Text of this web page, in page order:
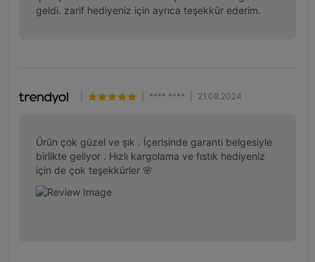
geldi. zarif hediyeniz için ayrıca teşekkür ederim.
**** **** 21.08.2024
Ürün çok güzel ve şık . İçerisinde garanti belgesiyle
birlikte geliyor . Hızlı kargolama ve fıstık hediyeniz
için de çok teşekkürler 🌸